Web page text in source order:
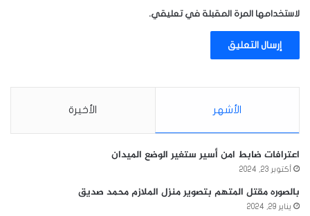
لاستخدامها المرة المقبلة في تعليقي.
الأشهر الأخيرة
اعترافات ضابط امن أسير ستغير الوضع الميدان
أكتوبر 23, 2024
بالصوره مقتل المتهم بتصوير منزل الملازم محمد صديق
يناير 29, 2024